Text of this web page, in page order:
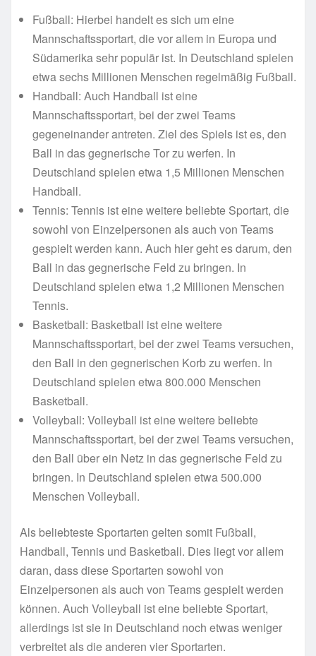
Fußball: Hierbei handelt es sich um eine
Mannschaftssportart, die vor allem in Europa und
Südamerika sehr populär ist. In Deutschland spielen
etwa sechs Millionen Menschen regelmäßig Fußball.
Handball: Auch Handball ist eine
Mannschaftssportart, bei der zwei Teams
gegeneinander antreten. Ziel des Spiels ist es, den
Ball in das gegnerische Tor zu werfen. In
Deutschland spielen etwa 1,5 Millionen Menschen
Handball.
Tennis: Tennis ist eine weitere beliebte Sportart, die
sowohl von Einzelpersonen als auch von Teams
gespielt werden kann. Auch hier geht es darum, den
Ball in das gegnerische Feld zu bringen. In
Deutschland spielen etwa 1,2 Millionen Menschen
Tennis.
Basketball: Basketball ist eine weitere
Mannschaftssportart, bei der zwei Teams versuchen,
den Ball in den gegnerischen Korb zu werfen. In
Deutschland spielen etwa 800.000 Menschen
Basketball.
Volleyball: Volleyball ist eine weitere beliebte
Mannschaftssportart, bei der zwei Teams versuchen,
den Ball über ein Netz in das gegnerische Feld zu
bringen. In Deutschland spielen etwa 500.000
Menschen Volleyball.
Als beliebteste Sportarten gelten somit Fußball,
Handball, Tennis und Basketball. Dies liegt vor allem
daran, dass diese Sportarten sowohl von
Einzelpersonen als auch von Teams gespielt werden
können. Auch Volleyball ist eine beliebte Sportart,
allerdings ist sie in Deutschland noch etwas weniger
verbreitet als die anderen vier Sportarten.